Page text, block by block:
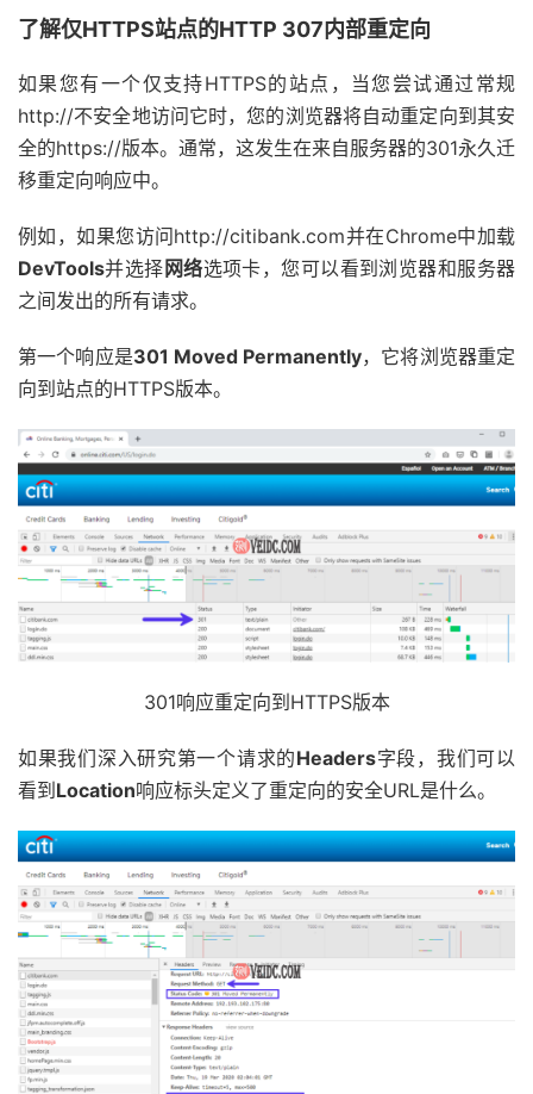
了解仅HTTPS站点的HTTP 307内部重定向
如果您有一个仅支持HTTPS的站点，当您尝试通过常规
http://不安全地访问它时，您的浏览器将自动重定向到其安
全的https://版本。通常，这发生在来自服务器的301永久迁
移重定向响应中。
例如，如果您访问http://citibank.com并在Chrome中加载
DevTools并选择网络选项卡，您可以看到浏览器和服务器
之间发出的所有请求。
第一个响应是301 Moved Permanently，它将浏览器重定
向到站点的HTTPS版本。
301响应重定向到HTTPS版本
如果我们深入研究第一个请求的Headers字段，我们可以
看到 Location响应标头定义了重定向的安全URL是什么。